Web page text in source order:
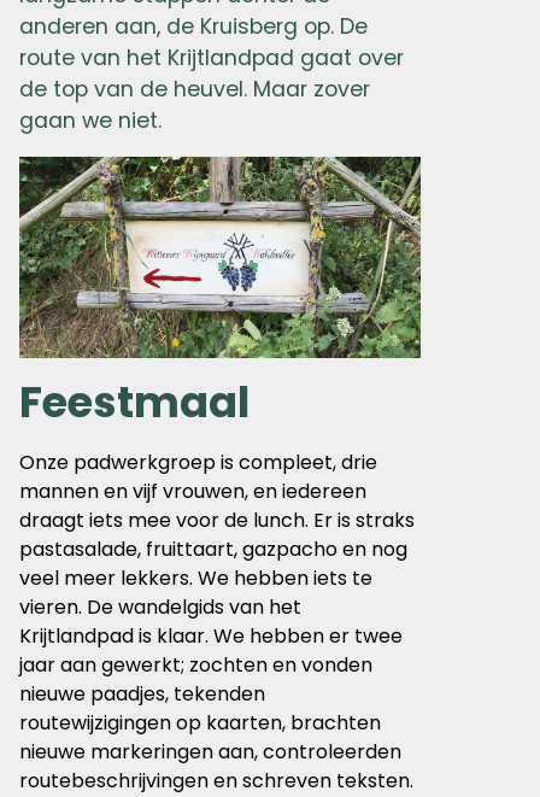
anderen aan, de Kruisberg op. De
route van het Krijtlandpad gaat over
de top van de heuvel. Maar zover
gaan we niet.
Feestmaal
Onze padwerkgroep is compleet, drie
mannen en vijf vrouwen, en iedereen
draagt iets mee voor de lunch. Er is straks
pastasalade, fruittaart, gazpacho en nog
veel meer lekkers. We hebben iets te
vieren. De wandelgids van het
Krijtlandpad is klaar. We hebben er twee
jaar aan gewerkt; zochten en vonden
nieuwe paadjes, tekenden
routewijzigingen op kaarten, brachten
nieuwe markeringen aan, controleerden
routebeschrijvingen en schreven teksten.